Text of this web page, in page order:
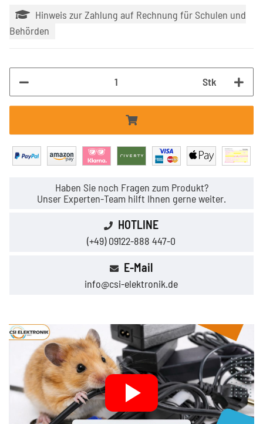
Hinweis zur Zahlung auf Rechnung für Schulen und
Behörden
Stk
Haben Sie noch Fragen zum Produkt?
Unser Experten-Team hilft Ihnen gerne weiter.
HOTLINE
(+49) 09122-888 447-0
E-Mail
info@csi-elektronik.de